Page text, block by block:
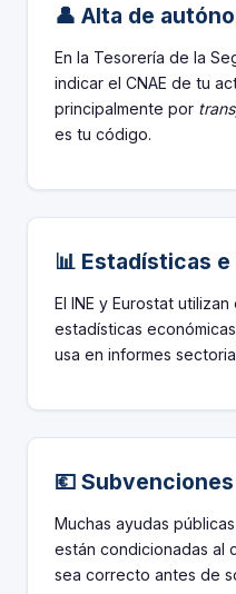
👤 Alta de
En la Tesorería de la
indicar el CNAE de tu
principalmente por
es tu código.
📊 Estadísticas e
El INE y Eurostat
estadísticas
usa en informes
💶
Muchas ayudas
están condicionadas al
sea correcto antes de